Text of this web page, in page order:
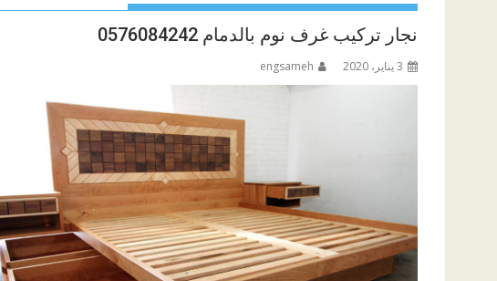
نجار تركيب غرف نوم بالدمام 0576084242
3 يناير، 2020 engsameh